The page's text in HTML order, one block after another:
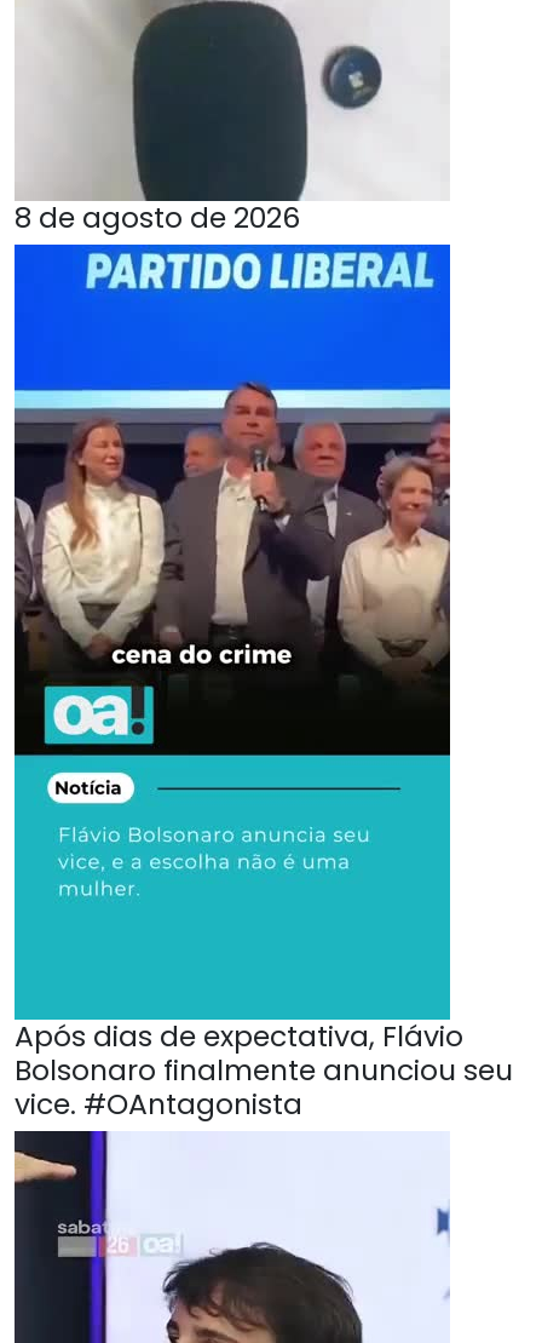
8 de agosto de 2026
Após dias de expectativa, Flávio
Bolsonaro finalmente anunciou seu
vice. #OAntagonista